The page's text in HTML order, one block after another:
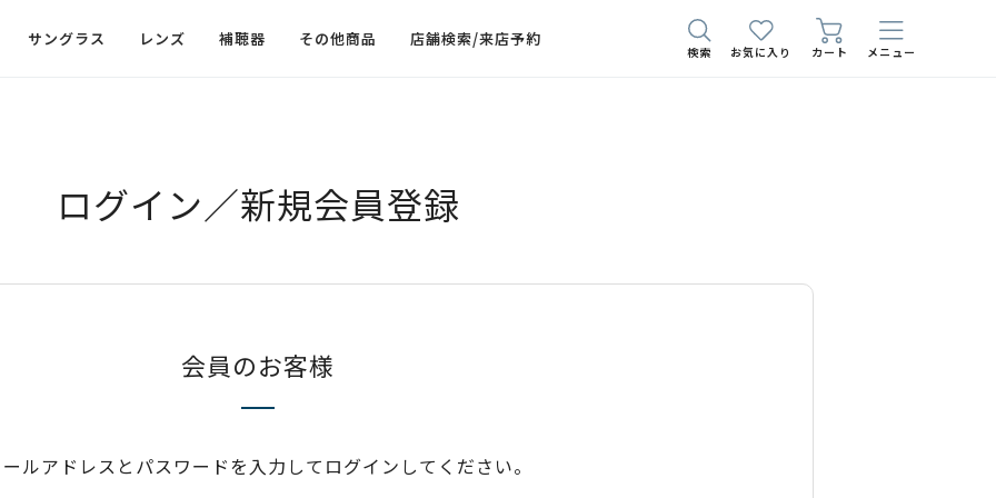
サングラス レンズ 補聴器 その他商品 店舗検索/来店予約
検索 お気に入り カート メニュー
ログイン／新規会員登録
会員のお客様
ルアドレスとパスワードを入力してログインしてください。